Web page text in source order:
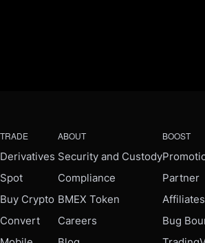
TRADE
Derivatives
Spot
Buy Crypto
Convert
ABOUT
Security and Custody
Compliance
BMEX Token
Careers
BOOST
Partner
Affiliates
Bug